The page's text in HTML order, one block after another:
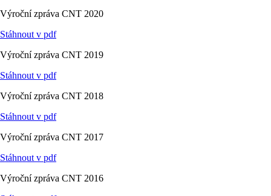
Výroční zpráva CNT 2020
Stáhnout v pdf
Výroční zpráva CNT 2019
Stáhnout v pdf
Výroční zpráva CNT 2018
Stáhnout v pdf
Výroční zpráva CNT 2017
Stáhnout v pdf
Výroční zpráva CNT 2016